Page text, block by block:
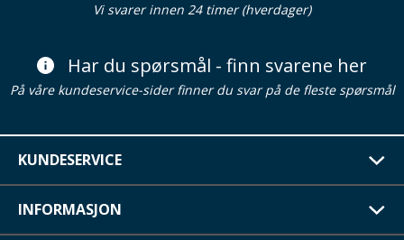
Vi svarer innen 24 timer (hverdager)
Har du spørsmål - finn svarene her
På våre kundeservice-sider finner du svar på de fleste spørsmål
KUNDESERVICE
INFORMASJON